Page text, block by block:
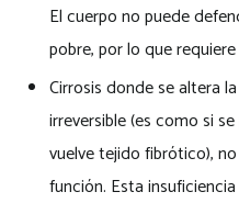
El cuerpo no puede
pobre, por lo que
Cirrosis donde se altera
irreversible (es como si
vuelve tejido fibrótico),
función. Esta